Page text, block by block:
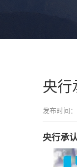
央行
发布时间
央行承